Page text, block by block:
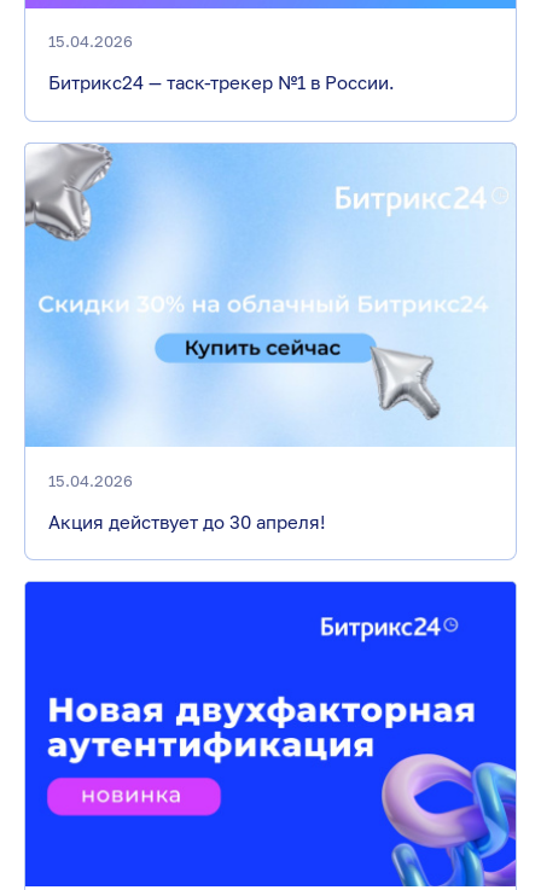
15.04.2026
Битрикс24 — таск-трекер №1 в России.
15.04.2026
Акция действует до 30 апреля!